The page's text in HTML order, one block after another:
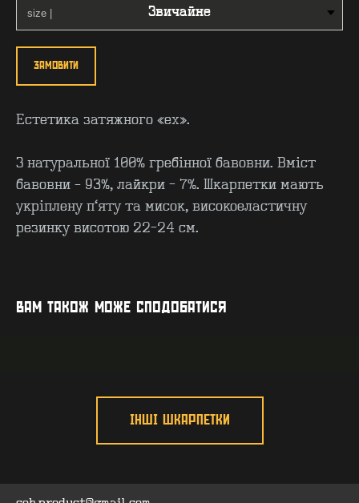
ЗАМОВИТИ
Естетика затяжного «ех».
З натуральної 100% гребінної бавовни. Вміст
бавовни – 93%, лайкри - 7%. Шкарпетки мають
укріплену п’яту та мисок, високоеластичну
резинку висотою 22-24 см.
ВАМ ТАКОЖ МОЖЕ СПОДОБАТИСЯ
ІНШІ ШКАРПЕТКИ
ГУРТ - B2B
INSIDE